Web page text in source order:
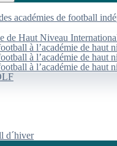
académies de football
de Haut Niveau
à l’académie de haut
à l’académie de haut
à l’académie de haut
d´hiver